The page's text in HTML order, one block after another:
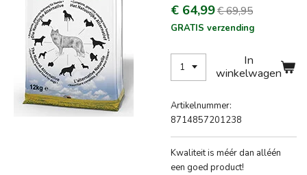
€ 64,99€ 69,95
GRATIS verzending
In
winkelwagen
Artikelnummer:
8714857201238
Kwaliteit is méér dan alléén
een goed product!